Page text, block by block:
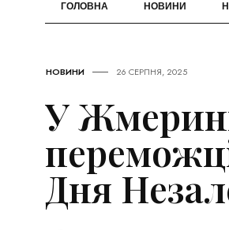
ГОЛОВНА НОВИНИ
НОВИНИ 26 СЕРПНЯ, 2025
У
Дня